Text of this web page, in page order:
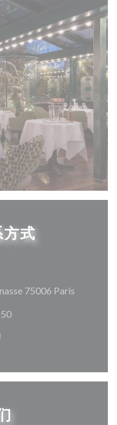
式
75006 Paris((在新窗
((在新窗口中打开))
((在新窗口中